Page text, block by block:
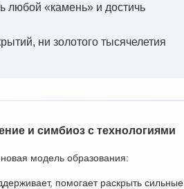
любой «камень» и достичь
ни золотого тысячелетия
и симбиоз с технологиями
модель образования:
помогает раскрыть сильные